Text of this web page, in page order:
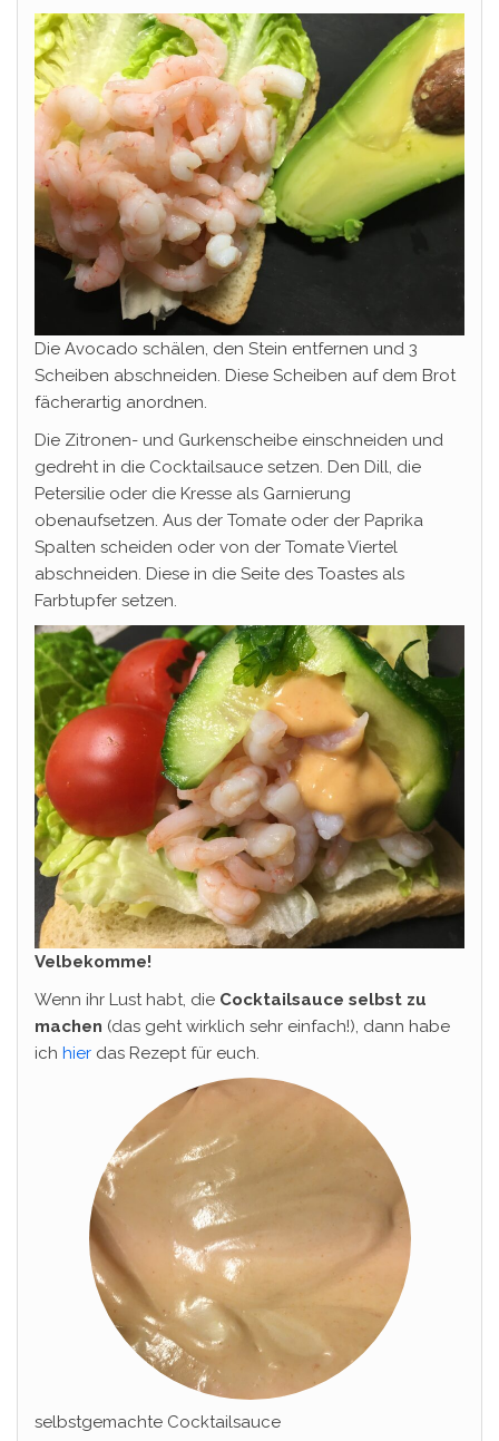
Die Avocado schälen, den Stein entfernen und 3
Scheiben abschneiden. Diese Scheiben auf dem Brot
fächerartig anordnen.
Die Zitronen- und Gurkenscheibe einschneiden und
gedreht in die Cocktailsauce setzen. Den Dill, die
Petersilie oder die Kresse als Garnierung
obenaufsetzen. Aus der Tomate oder der Paprika
Spalten scheiden oder von der Tomate Viertel
abschneiden. Diese in die Seite des Toastes als
Farbtupfer setzen.
Velbekomme!
Wenn ihr Lust habt, die Cocktailsauce selbst zu
machen (das geht wirklich sehr einfach!), dann habe
ich hier das Rezept für euch.
selbstgemachte Cocktailsauce